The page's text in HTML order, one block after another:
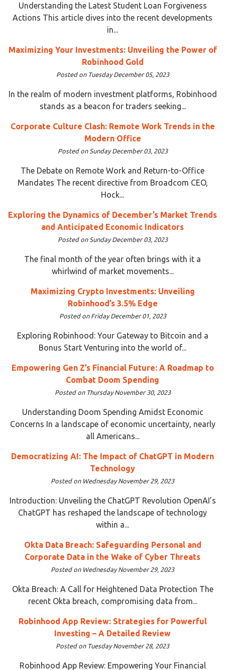
Understanding the Latest Student Loan Forgiveness
Actions This article dives into the recent developments
in...
Maximizing Your Investments: Unveiling the Power of
Robinhood Gold
Posted on Tuesday December 05, 2023
In the realm of modern investment platforms, Robinhood
stands as a beacon for traders seeking...
Corporate Culture Clash: Remote Work Trends in the
Modern Office
Posted on Sunday December 03, 2023
The Debate on Remote Work and Return-to-Office
Mandates The recent directive from Broadcom CEO,
Hock...
Exploring the Dynamics of December’s Market Trends
and Anticipated Economic Indicators
Posted on Sunday December 03, 2023
The final month of the year often brings with it a
whirlwind of market movements...
Maximizing Crypto Investments: Unveiling
Robinhood’s 3.5% Edge
Posted on Friday December 01, 2023
Exploring Robinhood: Your Gateway to Bitcoin and a
Bonus Start Venturing into the world of...
Empowering Gen Z’s Financial Future: A Roadmap to
Combat Doom Spending
Posted on Thursday November 30, 2023
Understanding Doom Spending Amidst Economic
Concerns In a landscape of economic uncertainty, nearly
all Americans...
Democratizing AI: The Impact of ChatGPT in Modern
Technology
Posted on Wednesday November 29, 2023
Introduction: Unveiling the ChatGPT Revolution OpenAI’s
ChatGPT has reshaped the landscape of technology
within a...
Okta Data Breach: Safeguarding Personal and
Corporate Data in the Wake of Cyber Threats
Posted on Wednesday November 29, 2023
Okta Breach: A Call for Heightened Data Protection The
recent Okta breach, compromising data from...
Robinhood App Review: Strategies for Powerful
Investing – A Detailed Review
Posted on Tuesday November 28, 2023
Robinhood App Review: Empowering Your Financial